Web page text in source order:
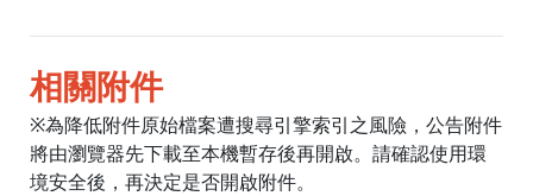
相關附件
※為降低附件原始檔案遭搜尋引擎索引之風險，公告附件
將由瀏覽器先下載至本機暫存後再開啟。請確認使用環
境安全後，再決定是否開啟附件。